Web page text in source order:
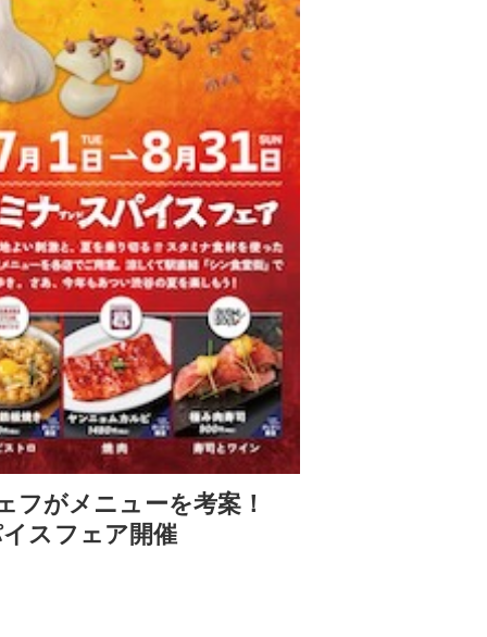
フがメニューを考案！
スフェア開催